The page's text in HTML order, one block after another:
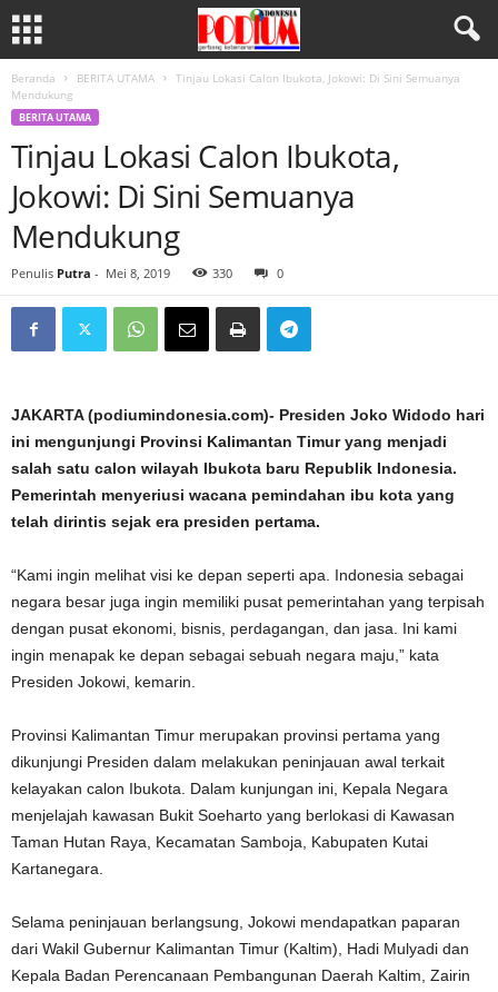
Beranda BERITA UTAMA
Tinjau Lokasi Calon Ibukota, Jokowi: Di Sini Semuanya
Mendukung
BERITA UTAMA
Tinjau Lokasi Calon Ibukota,
Jokowi: Di Sini Semuanya
Mendukung
Penulis Putra - Mei 8, 2019 330 0
JAKARTA (podiumindonesia.com)- Presiden Joko Widodo hari
ini mengunjungi Provinsi Kalimantan Timur yang menjadi
salah satu calon wilayah Ibukota baru Republik Indonesia.
Pemerintah menyeriusi wacana pemindahan ibu kota yang
telah dirintis sejak era presiden pertama.
“Kami ingin melihat visi ke depan seperti apa. Indonesia sebagai
negara besar juga ingin memiliki pusat pemerintahan yang terpisah
dengan pusat ekonomi, bisnis, perdagangan, dan jasa. Ini kami
ingin menapak ke depan sebagai sebuah negara maju,” kata
Presiden Jokowi, kemarin.
Provinsi Kalimantan Timur merupakan provinsi pertama yang
dikunjungi Presiden dalam melakukan peninjauan awal terkait
kelayakan calon Ibukota. Dalam kunjungan ini, Kepala Negara
menjelajah kawasan Bukit Soeharto yang berlokasi di Kawasan
Taman Hutan Raya, Kecamatan Samboja, Kabupaten Kutai
Kartanegara.
Selama peninjauan berlangsung, Jokowi mendapatkan paparan
dari Wakil Gubernur Kalimantan Timur (Kaltim), Hadi Mulyadi dan
Kepala Badan Perencanaan Pembangunan Daerah Kaltim, Zairin